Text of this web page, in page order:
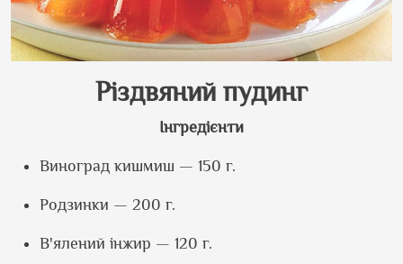
Різдвяний пудинг
Інгредієнти
Виноград кишмиш — 150 г.
Родзинки — 200 г.
В'ялений інжир — 120 г.